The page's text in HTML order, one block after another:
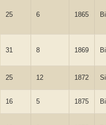
25 6 1865
31 8 1869
25 12 1872
16 5 1875